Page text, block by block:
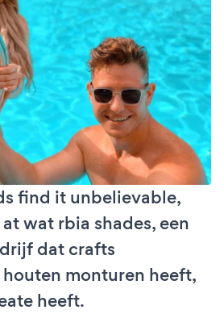
find it unbelievable,
wat rbia shades, een
dat crafts
monturen heeft,
heeft.